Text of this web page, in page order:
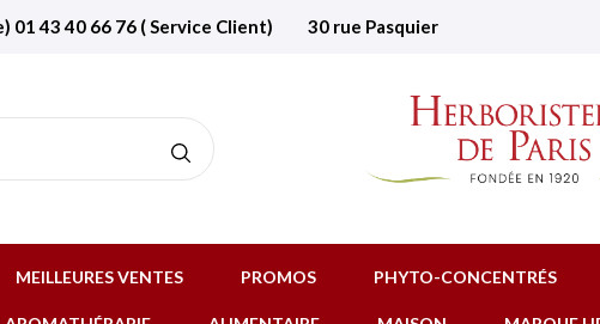
01 43 40 66 76 ( Service Client) 30 rue Pasquier
MEILLEURES VENTES PROMOS PHYTO-CONCENTRÉS